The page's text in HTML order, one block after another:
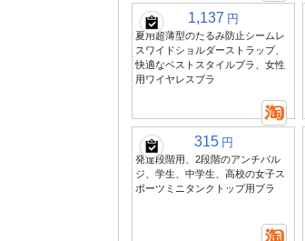
1,137 円
夏用超薄型のたるみ防止シームレ
スワイドショルダーストラップ、
快適なベストスタイルブラ、女性
用ワイヤレスブラ
315 円
発達段階用、2段階のアンチバル
ジ、学生、中学生、高校の女子ス
ポーツミニタンクトップ用ブラ